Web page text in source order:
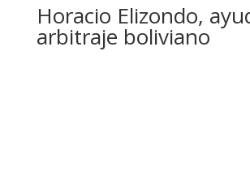
Horacio Elizondo,
arbitraje boliviano